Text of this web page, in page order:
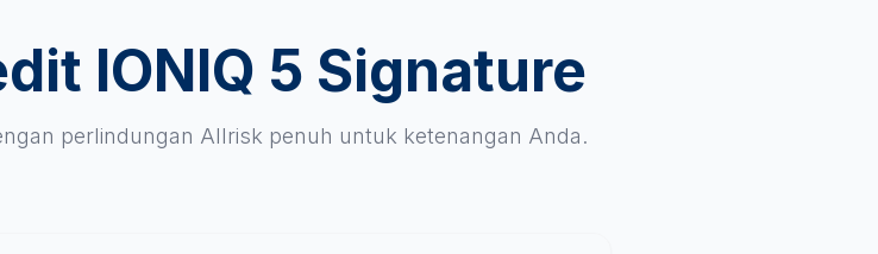
IONIQ 5 Signature
perlindungan Allrisk penuh untuk ketenangan Anda.